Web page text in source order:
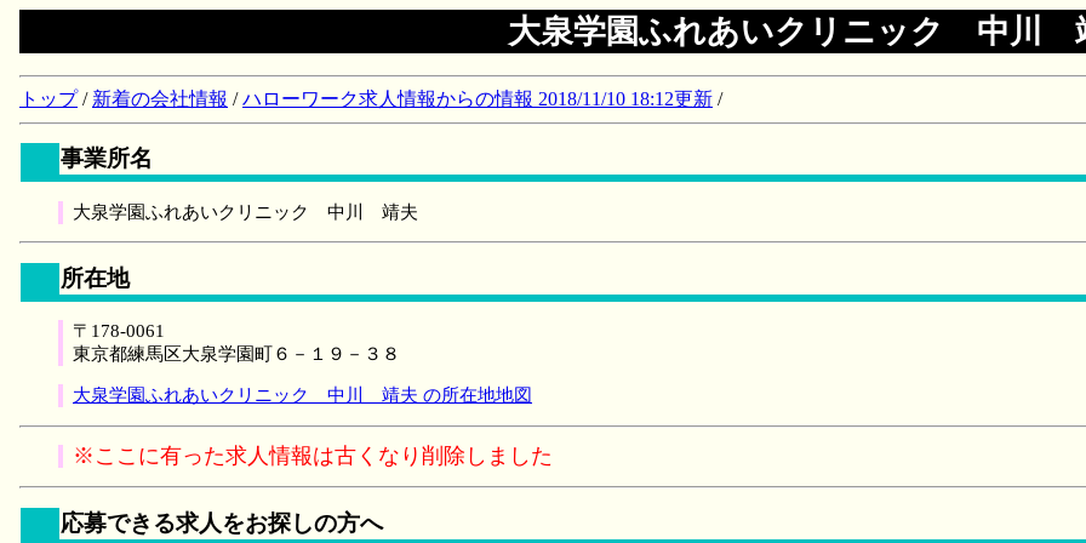
大泉学園ふれあいクリニック 中川
トップ/ 新着の会社情報 /ハローワーク求人情報からの情報 2018/11/10 18:12更新 /
事業所名
大泉学園ふれあいクリニック 中川 靖夫
所在地
〒178-0061
東京都練馬区大泉学園町６－１９－３８
大泉学園ふれあいクリニック 中川 靖夫 の所在地地図
※ここに有った求人情報は古くなり削除しました
応募できる求人をお探しの方へ